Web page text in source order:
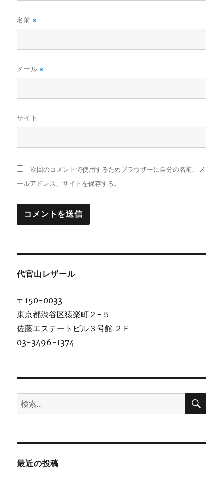
名前※
メール※
サイト
次回のコメントで使用するためブラウザーに自分の名前、メ
ールアドレス、サイトを保存する。
代官山レザール
〒150-0033
東京都渋谷区猿楽町２−５
佐藤エステートビル３号館 ２Ｆ
03-3496-1374
検
索:
検
最近の投稿